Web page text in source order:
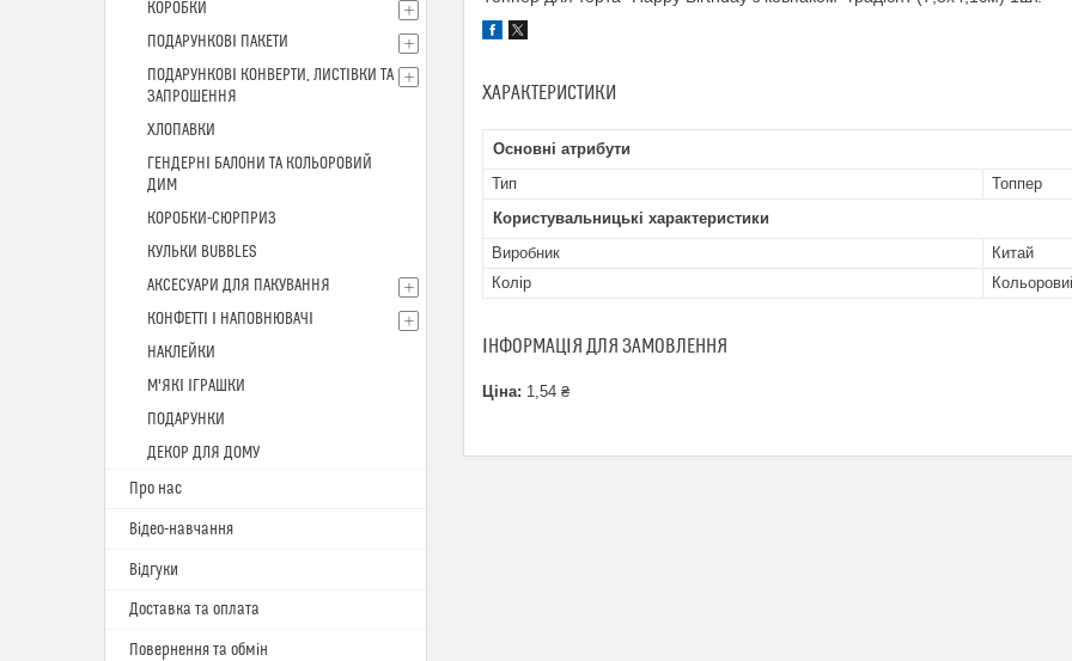
ХАРАКТЕРИСТИКИ
Основні атрибути
Тип
Топпер
Користувальницькі характеристики
Виробник
Китай
Колір
ІНФОРМАЦІЯ ДЛЯ ЗАМОВЛЕННЯ
Ціна: 1,54 ₴
КОРОБКИ
ПОДАРУНКОВІ ПАКЕТИ
ПОДАРУНКОВІ КОНВЕРТИ, ЛИСТІВКИ ТА
ЗАПРОШЕННЯ
ХЛОПАВКИ
ГЕНДЕРНІ БАЛОНИ ТА КОЛЬОРОВИЙ
ДИМ
КОРОБКИ-СЮРПРИЗ
КУЛЬКИ BUBBLES
АКСЕСУАРИ ДЛЯ ПАКУВАННЯ
КОНФЕТТІ І НАПОВНЮВАЧІ
НАКЛЕЙКИ
М'ЯКІ ІГРАШКИ
ПОДАРУНКИ
ДЕКОР ДЛЯ ДОМУ
Про нас
Відео-навчання
Відгуки
Доставка та оплата
Повернення та обмін